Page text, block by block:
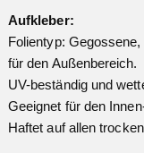
Aufkleber:
Folientyp:
für den Außenbereich.
UV-beständig und
Geeignet für den
Haftet auf allen